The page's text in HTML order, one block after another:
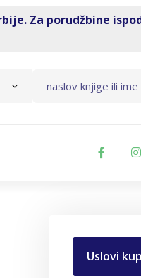
Za porudžbine
Uslovi